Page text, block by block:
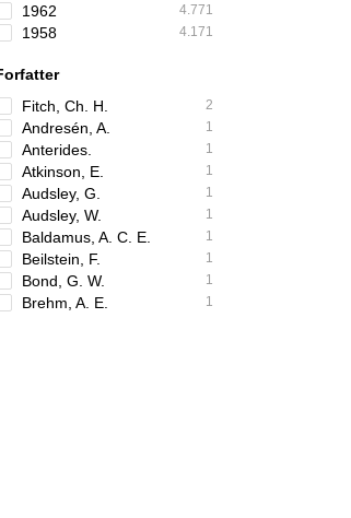
1962 4.771
1958 4.171
Fitch, Ch. H.
2
Andresén, A. 1
Anterides. 1
Atkinson, E. 1
Audsley, G. 1
Audsley, W. 1
Baldamus, A. C. E. 1
Beilstein, F. 1
Bond, G. W. 1
Brehm, A. E. 1